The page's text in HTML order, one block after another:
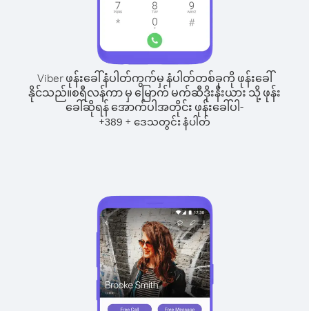
Viber ဖုန်းခေါ်နံပါတ်ကွက်မှ နံပါတ်တစ်ခုကို ဖုန်းခေါ်
နိုင်သည်။စရီလန်ကာ မှ မြောက် မက်ဆီဒိုးနီးယား သို့ ဖုန်း
ခေါ်ဆိုရန် အောက်ပါအတိုင်း ဖုန်းခေါ်ပါ-
+389 + ဒေသတွင်း နံပါတ်